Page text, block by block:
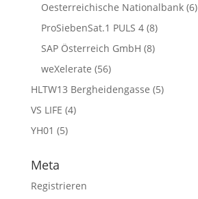
Oesterreichische Nationalbank(6)
ProSiebenSat.1 PULS 4(8)
SAP Österreich GmbH (8)
weXelerate (56)
HLTW13 Bergheidengasse (5)
VS LIFE (4)
YH01 (5)
Meta
Registrieren